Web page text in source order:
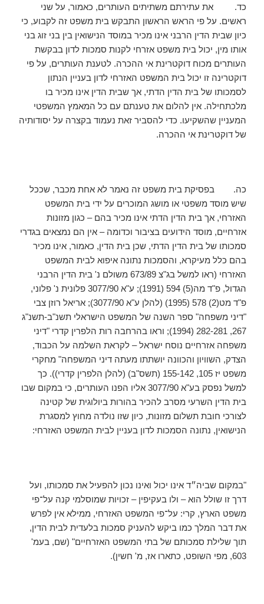
כד. את עתירתם משתיתים העותרים, כאמור, על שני
ראשים. על פי הראש הראשון התבקש בית משפט זה לקבוע, כי
כיון שבית הדין הרבני אינו מכיר במוסד הנישואין בין בני זוג בני
אותו מין, יכול בית משפט אזרחי לקנות סמכות לדון בבקשת
העותרים מכוח דוקטרינת אי ההכרה. לטענת העותרים, על פי
דוקטרינה זו יכול בית המשפט האזרחי לדון בעניין הנתון
לסמכותו של בית הדין הדתי, אך שבית הדין אינו מכיר בו
מלכתחילה. אין להלום את טענתם עם כל המאמץ המשפטי
המעניין שהשקיעו. כדי להסביר זאת נעמוד בקצרה על יסודותיה
של דוקטרינת אי ההכרה.
כה. בפסיקת בית משפט זה נאמר לא אחת מכבר, שככל
שיש מוסד משפטי או מושג המוכרים על ידי בית המשפט
האזרחי, אך בית הדין הדתי אינו מכיר בהם – כגון מזונות
אזרחיים, מוסד הידועים בציבור וכדומה – אין הם נמצאים בגדרי
סמכותו של בית הדין הדתי, שכן בית הדין, כאמור, אינו מכיר
בהם כלל מעיקרא, והסמכות נתונה איפוא לבית המשפט
האזרחי (ראו למשל בג"צ 673/89 משולם נ' בית הדין הרבני
הגדול, פ"ד מה(5) 594 (1991); ע"א 3077/90 פלונית נ' פלוני,
פ"ד מט(2) 578 (1995) (להלן ע"א 3077/90); אריאל רוזן צבי
"דיני משפחה" ספר השנה של המשפט הישראלי תשנ"ב-תשנ"ג
267, 282-281 (1994); וראו בהרחבה רות הלפרין קדרי "דיני
משפחה אזרחיים נוסח ישראל – לקראת השלמה על הכבוד,
הצדק, השוויון והכוונה יושתתו מעתה דיני המשפחה" מחקרי
משפט יז 105, 155-142 (תשס"ב) (להלן הלפרין קדרי)). כך
למשל נפסק בע"א 3077/90 אליו הפנו העותרים, כי במקום שבו
בית הדין השרעי מסרב להכיר בהורות ביולוגית של קטינה
לצורכי חובת תשלום מזונות, כיון שזו נולדה מחוץ למסגרת
הנישואין, נתונה הסמכות לדון בעניין לבית המשפט האזרחי:
"במקום שביה״ד אינו יכול ואינו נכון להפעיל את סמכותו, ועל
דרך זו שולל הוא – ולו בעקיפין – זכויות שמוסלמי קנה על־פי
משפט הארץ, קרי: על־פי המשפט האזרחי, ממילא אין לפרש
את דבר המלך כמו ביקש להעניק סמכות בלעדית לבית הדין,
תוך שלילת סמכותם של בתי המשפט האזרחיים" (שם, בעמ'
603, מפי השופט, כתארו אז, מ' חשין).